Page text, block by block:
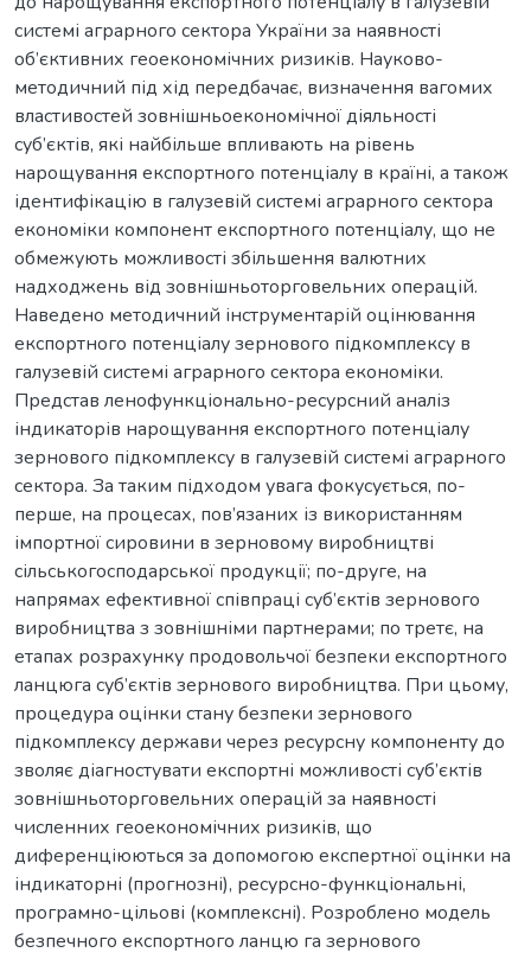
системі аграрного сектора України за наявності
об’єктивних геоекономічних ризиків. Науково-
методичний під хід передбачає, визначення вагомих
властивостей зовнішньоекономічної діяльності
суб’єктів, які найбільше впливають на рівень
нарощування експортного потенціалу в країні, а також
ідентифікацію в галузевій системі аграрного сектора
економіки компонент експортного потенціалу, що не
обмежують можливості збільшення валютних
надходжень від зовнішньоторговельних операцій.
Наведено методичний інструментарій оцінювання
експортного потенціалу зернового підкомплексу в
галузевій системі аграрного сектора економіки.
Представ ленофункціонально-ресурсний аналіз
індикаторів нарощування експортного потенціалу
зернового підкомплексу в галузевій системі аграрного
сектора. За таким підходом увага фокусується, по-
перше, на процесах, пов’язаних із використанням
імпортної сировини в зерновому виробництві
сільськогосподарської продукції; по-друге, на
напрямах ефективної співпраці суб’єктів зернового
виробництва з зовнішніми партнерами; по третє, на
етапах розрахунку продовольчої безпеки експортного
ланцюга суб’єктів зернового виробництва. При цьому,
процедура оцінки стану безпеки зернового
підкомплексу держави через ресурсну компоненту до
зволяє діагностувати експортні можливості суб’єктів
зовнішньоторговельних операцій за наявності
численних геоекономічних ризиків, що
диференціюються за допомогою експертної оцінки на
індикаторні (прогнозні), ресурсно-функціональні,
програмно-цільові (комплексні). Розроблено модель
безпечного експортного ланцю га зернового